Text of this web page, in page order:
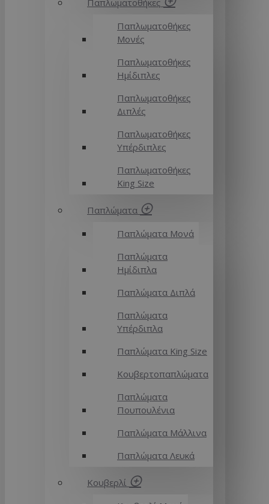
Παπλωματοθήκες
Παπλωματοθήκες
Μονές
Παπλωματοθήκες
Ημίδιπλες
Παπλωματοθήκες
Διπλές
Παπλωματοθήκες
Υπέρδιπλες
Παπλωματοθήκες
King Size
Παπλώματα
Παπλώματα Μονά
Παπλώματα
Ημίδιπλα
Παπλώματα Διπλά
Παπλώματα
Υπέρδιπλα
Παπλώματα King Size
Κουβερτοπαπλώματα
Παπλώματα
Πουπουλένια
Παπλώματα Μάλλινα
Παπλώματα Λευκά
Κουβερλί